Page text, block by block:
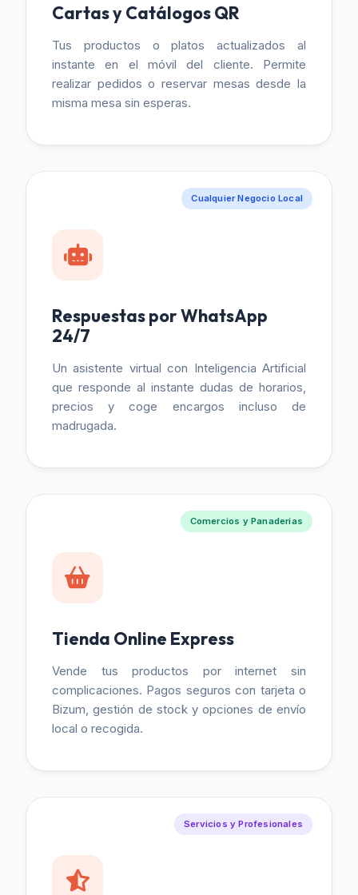
Cartas y Catálogos QR
Tus productos o platos actualizados al
instante en el móvil del cliente. Permite
realizar pedidos o reservar mesas desde la
misma mesa sin esperas.
Cualquier Negocio Local
Respuestas por WhatsApp
24/7
Un asistente virtual con Inteligencia Artificial
que responde al instante dudas de horarios,
precios y coge encargos incluso de
madrugada.
Comercios y Panaderías
Tienda Online Express
Vende tus productos por internet sin
complicaciones. Pagos seguros con tarjeta o
Bizum, gestión de stock y opciones de envío
local o recogida.
Servicios y Profesionales